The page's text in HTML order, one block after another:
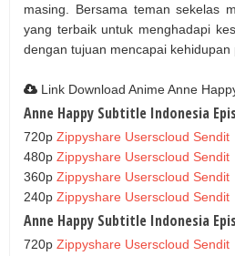
masing. Bersama teman sekelas
yang terbaik untuk menghadapi
dengan tujuan mencapai kehidupan
Link Download Anime Anne
Anne Happy Subtitle Indonesia
720p Zippyshare Userscloud Sendit
480p Zippyshare Userscloud Sendit
360p Zippyshare Userscloud Sendit
240p Zippyshare Userscloud Sendit
Anne Happy Subtitle Indonesia
720p Zippyshare Userscloud Sendit